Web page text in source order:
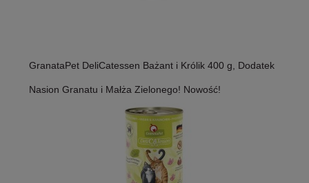
GranataPet DeliCatessen Bażant i Królik 400 g, Dodatek
Nasion Granatu i Małża Zielonego! Nowość!